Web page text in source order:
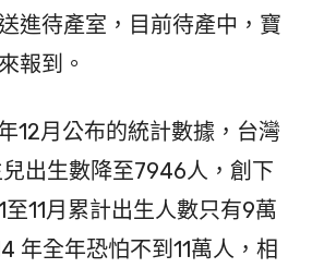
進待產室，目前待產中，寶
報到。
12月公布的統計數據，台灣
兒出生數降至7946人，創下
11月累計出生人數只有9萬
年全年恐怕不到11萬人，相